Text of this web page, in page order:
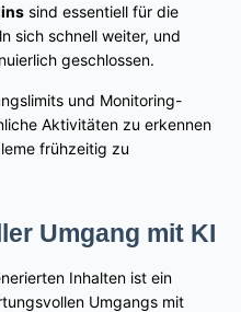
sind essentiell für die
sich schnell weiter, und
geschlossen.
und Monitoring-
Aktivitäten zu erkennen
frühzeitig zu
Umgang mit KI
Inhalten ist ein
Umgangs mit